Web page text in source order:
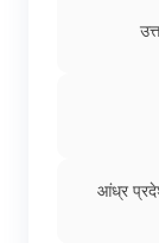
आंध्र